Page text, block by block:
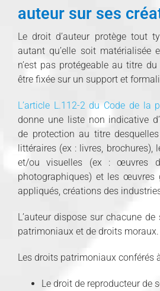
auteur sur ses
Le droit d’auteur protège tout
autant qu’elle soit matérialisée
n’est pas protégeable au titre
être fixée sur un support et
L’article L.112-2 du Code de la
donne une liste non indicative
de protection au titre
littéraires (ex : livres,
et/ou visuelles (ex : œuvres
photographiques) et les œuvres
appliqués, créations des
L’auteur dispose sur chacune
patrimoniaux et de droits moraux.
Les droits patrimoniaux conférés
Le droit de reproducteur de